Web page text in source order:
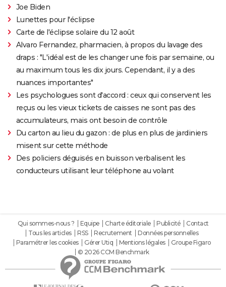
Joe Biden
Lunettes pour l'éclipse
Carte de l'éclipse solaire du 12 août
Alvaro Fernandez, pharmacien, à propos du lavage des
draps : "L'idéal est de les changer une fois par semaine, ou
au maximum tous les dix jours. Cependant, il y a des
nuances importantes"
Les psychologues sont d'accord : ceux qui conservent les
reçus ou les vieux tickets de caisses ne sont pas des
accumulateurs, mais ont besoin de contrôle
Du carton au lieu du gazon : de plus en plus de jardiniers
misent sur cette méthode
Des policiers déguisés en buisson verbalisent les
conducteurs utilisant leur téléphone au volant
Qui sommes-nous ? Equipe Charte éditoriale Publicité
Contact
Tous les articles
RSS Recrutement
Données personnelles
Paramétrer les cookies
Gérer Utiq Mentions légales
Groupe Figaro
© 2026 CCM Benchmark